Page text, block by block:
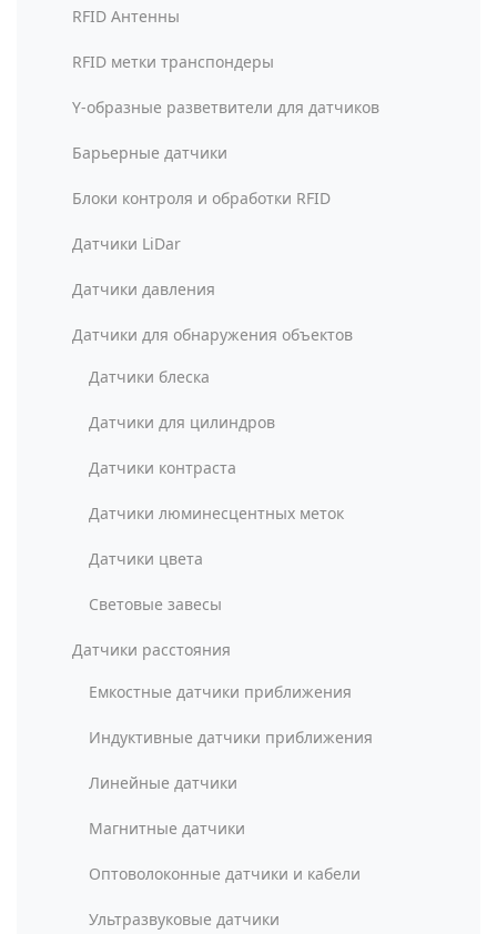
RFID Антенны
RFID метки транспондеры
Y-образные разветвители для датчиков
Барьерные датчики
Блоки контроля и обработки RFID
Датчики LiDar
Датчики давления
Датчики для обнаружения объектов
Датчики блеска
Датчики для цилиндров
Датчики контраста
Датчики люминесцентных меток
Датчики цвета
Световые завесы
Датчики расстояния
Емкостные датчики приближения
Индуктивные датчики приближения
Линейные датчики
Магнитные датчики
Оптоволоконные датчики и кабели
Ультразвуковые датчики